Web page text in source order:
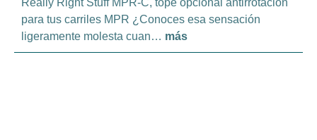
para tus carriles MPR ¿Conoces esa sensación
ligeramente molesta cuan… más